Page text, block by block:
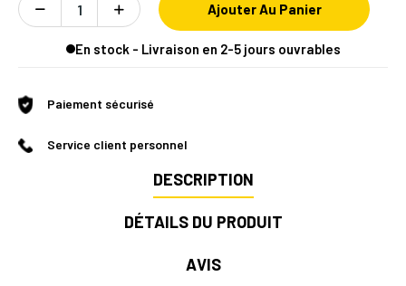
Ajouter Au Panier
En stock - Livraison en 2-5 jours ouvrables
Paiement sécurisé
Service client personnel
DESCRIPTION
DÉTAILS DU PRODUIT
AVIS